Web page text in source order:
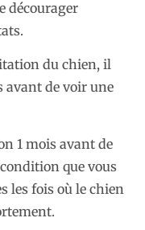
décourager
du chien, il
avant de voir une
1 mois avant de
que vous
les fois où le chien